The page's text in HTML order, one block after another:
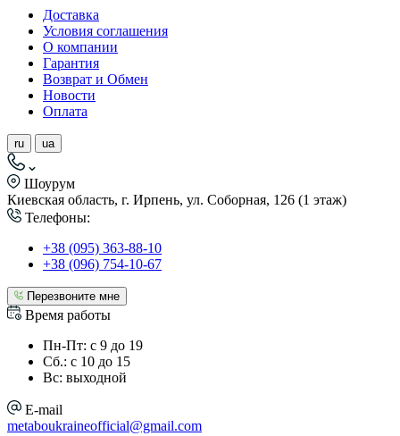
Доставка
Условия соглашения
О компании
Гарантия
Возврат и Обмен
Новости
Оплата
ru ua
Шоурум
Киевская область, г. Ирпень, ул. Соборная, 126 (1 этаж)
Телефоны:
+38 (095) 363-88-10
+38 (096) 754-10-67
Перезвоните мне
Время работы
Пн-Пт: с 9 до 19
Сб.: с 10 до 15
Вс: выходной
E-mail
metaboukraineofficial@gmail.com